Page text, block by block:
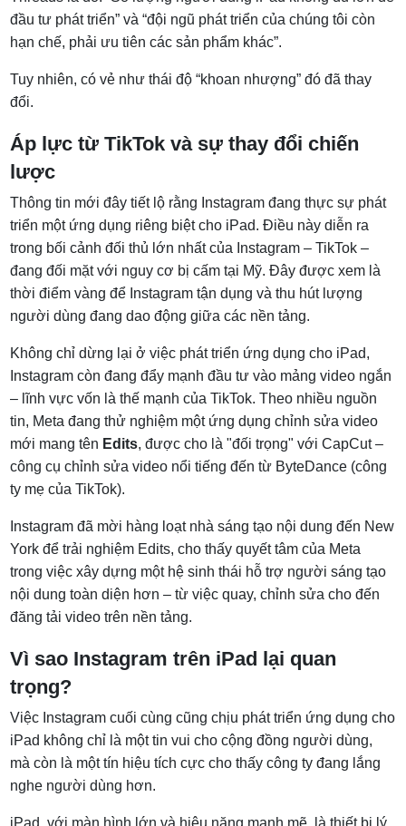
đầu tư phát triển” và “đội ngũ phát triển của chúng tôi còn
hạn chế, phải ưu tiên các sản phẩm khác”.
Tuy nhiên, có vẻ như thái độ “khoan nhượng” đó đã thay
đổi.
Áp lực từ TikTok và sự thay đổi chiến
lược
Thông tin mới đây tiết lộ rằng Instagram đang thực sự phát
triển một ứng dụng riêng biệt cho iPad. Điều này diễn ra
trong bối cảnh đối thủ lớn nhất của Instagram – TikTok –
đang đối mặt với nguy cơ bị cấm tại Mỹ. Đây được xem là
thời điểm vàng để Instagram tận dụng và thu hút lượng
người dùng đang dao động giữa các nền tảng.
Không chỉ dừng lại ở việc phát triển ứng dụng cho iPad,
Instagram còn đang đẩy mạnh đầu tư vào mảng video ngắn
– lĩnh vực vốn là thế mạnh của TikTok. Theo nhiều nguồn
tin, Meta đang thử nghiệm một ứng dụng chỉnh sửa video
mới mang tên Edits, được cho là "đối trọng" với CapCut –
công cụ chỉnh sửa video nổi tiếng đến từ ByteDance (công
ty mẹ của TikTok).
Instagram đã mời hàng loạt nhà sáng tạo nội dung đến New
York để trải nghiệm Edits, cho thấy quyết tâm của Meta
trong việc xây dựng một hệ sinh thái hỗ trợ người sáng tạo
nội dung toàn diện hơn – từ việc quay, chỉnh sửa cho đến
đăng tải video trên nền tảng.
Vì sao Instagram trên iPad lại quan
trọng?
Việc Instagram cuối cùng cũng chịu phát triển ứng dụng cho
iPad không chỉ là một tin vui cho cộng đồng người dùng,
mà còn là một tín hiệu tích cực cho thấy công ty đang lắng
nghe người dùng hơn.
iPad, với màn hình lớn và hiệu năng mạnh mẽ, là thiết bị lý